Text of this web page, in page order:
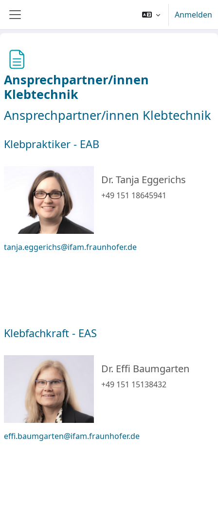
Website-Übersicht
Anmelden
Ansprechpartner/innen
Klebtechnik
Ansprechpartner/innen Klebtechnik
Klebpraktiker - EAB
Dr. Tanja Eggerichs
+49 151 18645941
tanja.eggerichs@ifam.fraunhofer.de
Klebfachkraft - EAS
Dr. Effi Baumgarten
+49 151 15138432
effi.baumgarten@ifam.fraunhofer.de